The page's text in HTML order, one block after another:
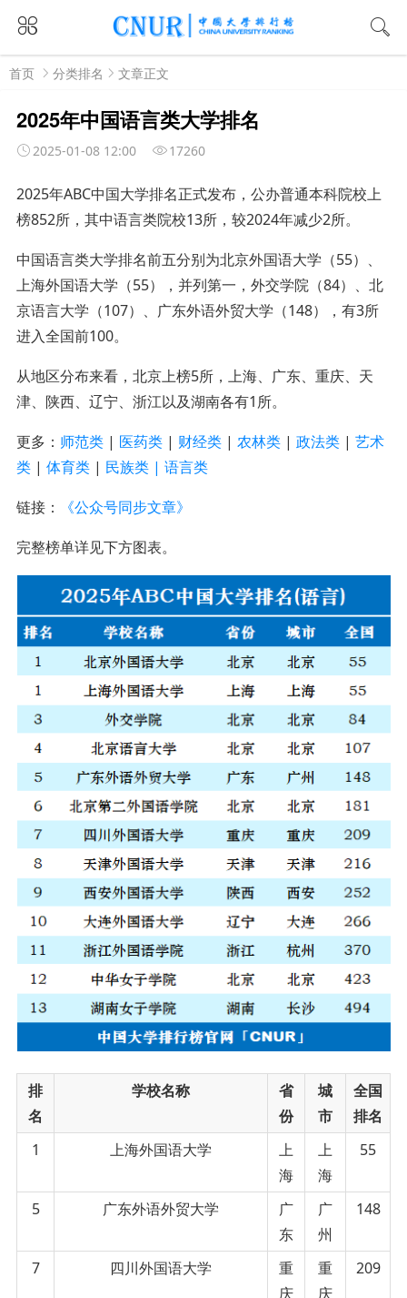
首页 分类排名 文章正文
2025年中国语言类大学排名
2025-01-08 12:00 17260
2025年ABC中国大学排名正式发布，公办普通本科院校上
榜852所，其中语言类院校13所，较2024年减少2所。
中国语言类大学排名前五分别为北京外国语大学（55）、
上海外国语大学（55），并列第一，外交学院（84）、北
京语言大学（107）、广东外语外贸大学（148），有3所
进入全国前100。
从地区分布来看，北京上榜5所，上海、广东、重庆、天
津、陕西、辽宁、浙江以及湖南各有1所。
更多： 师范类| 医药类| 财经类| 农林类| 政法类| 艺术
类| 体育类| 民族类 | 语言类
链接：
《公众号同步文章》
完整榜单详见下方图表。
排
名
学校名称
省
份
城
市
全国
排名
1
上海外国语大学
上
海
上
海
55
5 广东外语外贸大学
广
东
广
州
148
7 四川外国语大学
重
庆
重
庆
209